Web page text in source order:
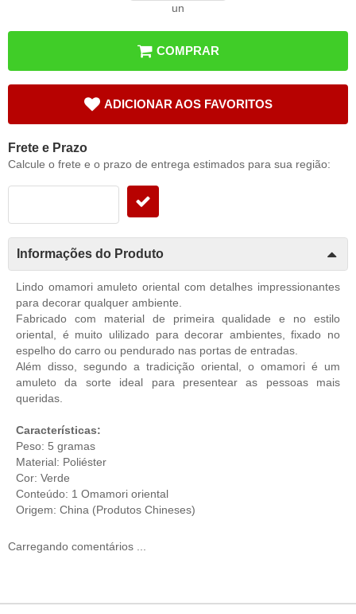
un
COMPRAR
ADICIONAR AOS FAVORITOS
Frete e Prazo
Calcule o frete e o prazo de entrega estimados para sua região:
Informações do Produto
Lindo omamori amuleto oriental com detalhes impressionantes
para decorar qualquer ambiente.
Fabricado com material de primeira qualidade e no estilo
oriental, é muito ulilizado para decorar ambientes, fixado no
espelho do carro ou pendurado nas portas de entradas.
Além disso, segundo a tradicição oriental, o omamori é um
amuleto da sorte ideal para presentear as pessoas mais
queridas.
Características:
Peso: 5 gramas
Material: Poliéster
Cor: Verde
Conteúdo: 1 Omamori oriental
Origem: China (Produtos Chineses)
Carregando comentários ...